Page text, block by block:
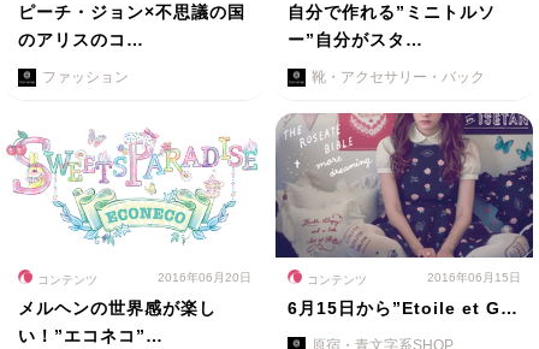
ピーチ・ジョン×不思議の国
のアリスのコ…
ファッション
自分で作れる”ミニトルソ
ー”自分がスタ…
靴・アクセサリー・バック
コンテンツ 2016年06月20日
メルヘンの世界感が楽し
い！”エコネコ”…
コンテンツ 2016年06月15日
6月15日から”Etoile et G…
原宿・青文字系SHOP